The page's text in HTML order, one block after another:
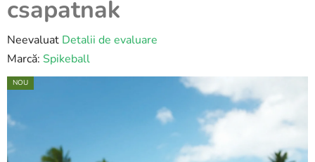
csapatnak
Evaluarea
medie
a
este
din
Neevaluat Detalii de evaluare
Marcă: Spikeball
NOU